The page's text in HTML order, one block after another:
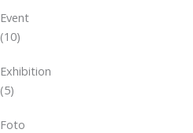
Event
(10)
Exhibition
(5)
Foto